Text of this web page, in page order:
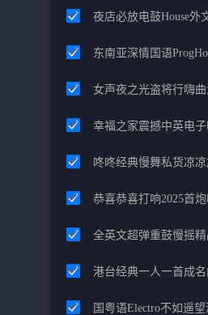
夜店必放电鼓House外
东南亚深情国语
女声夜之光盗将行嗨
幸福之家震撼中英电
咚咚经典慢舞私货凉
恭喜恭喜打响2025首
全英文超弹重鼓慢摇
港台经典一人一首成
国粤语Electro不如遥